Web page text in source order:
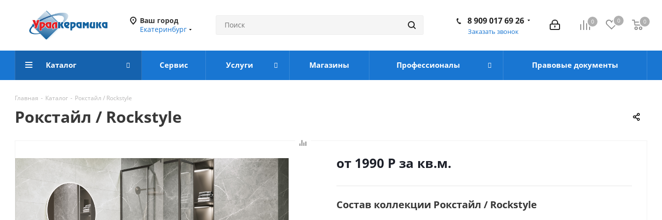
Ваш город
Екатеринбург
0 0 0
8 909 017 69 26
Заказать звонок
Каталог Сервис Услуги Магазины Профессионалы Правовые документы
Главная - Каталог - Рокстайл / Rockstyle
Рокстайл / Rockstyle
от 1990 Р за кв.м.
Состав коллекции Рокстайл / Rockstyle